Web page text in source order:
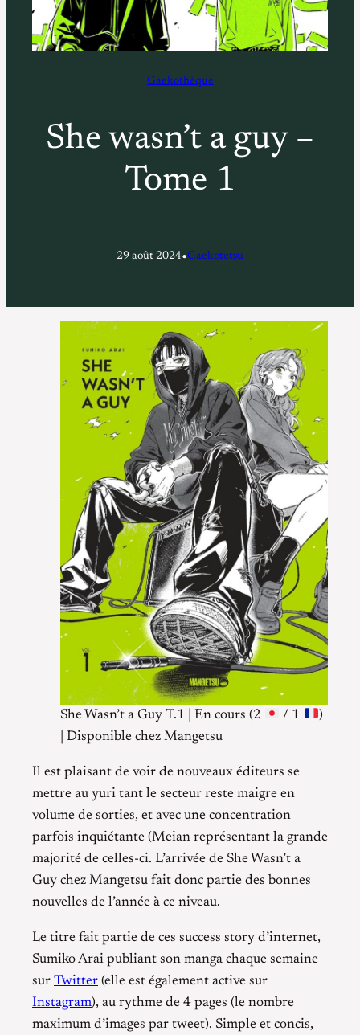
Gaekothèque
She wasn’t a guy –
Tome 1
29 août 2024•Gaekotetsu
She Wasn’t a Guy T.1 | En cours (2 / 1
)
| Disponible chez Mangetsu
Il est plaisant de voir de nouveaux éditeurs se
mettre au yuri tant le secteur reste maigre en
volume de sorties, et avec une concentration
parfois inquiétante (Meian représentant la grande
majorité de celles-ci. L’arrivée de She Wasn’t a
Guy chez Mangetsu fait donc partie des bonnes
nouvelles de l’année à ce niveau.
Le titre fait partie de ces success story d’internet,
Sumiko Arai publiant son manga chaque semaine
sur Twitter (elle est également active sur
Instagram), au rythme de 4 pages (le nombre
maximum d’images par tweet). Simple et concis,